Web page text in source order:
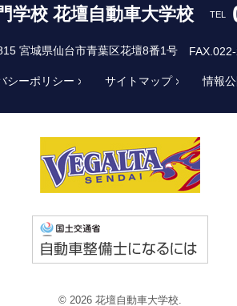
学校 花壇自動車大学校 TEL
宮城県仙台市青葉区花壇8番1号
シーポリシー サイトマップ 情報
© 2026 花壇自動車大学校.